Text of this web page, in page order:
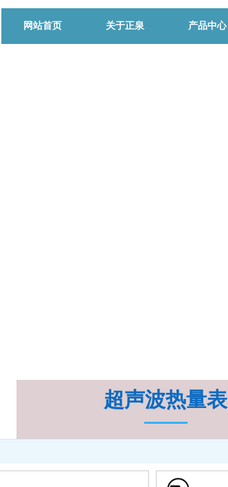
网站首页 关于正泉 产品中心
超声波热量表